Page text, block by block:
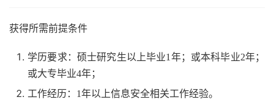
获得所需前提条件
学历要求：硕士研究生以上毕业1年；或本科毕业2年；
或大专毕业4年；
工作经历：1年以上信息安全相关工作经验。